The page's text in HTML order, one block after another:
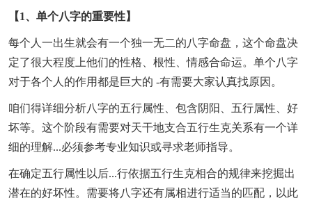
【1、单个八字的重要性】
每个人一出生就会有一个独一无二的八字命盘，这个命盘决
定了很大程度上他们的性格、根性、情感合命运。单个八字
对于各个人的作用都是巨大的 -有需要大家认真找原因。
咱们得详细分析八字的五行属性、包含阴阳、五行属性、好
坏等。这个阶段有需要对天干地支合五行生克关系有一个详
细的理解...必须参考专业知识或寻求老师指导。
在确定五行属性以后...行依据五行生克相合的规律来挖掘出
潜在的好坏性。需要将八字还有属相进行适当的匹配，以此